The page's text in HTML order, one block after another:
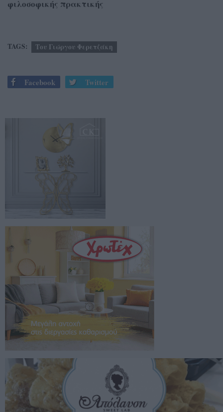
φιλοσοφικής πρακτικής
TAGS: Του Γιώργου Φερετζάκη
Facebook Twitter